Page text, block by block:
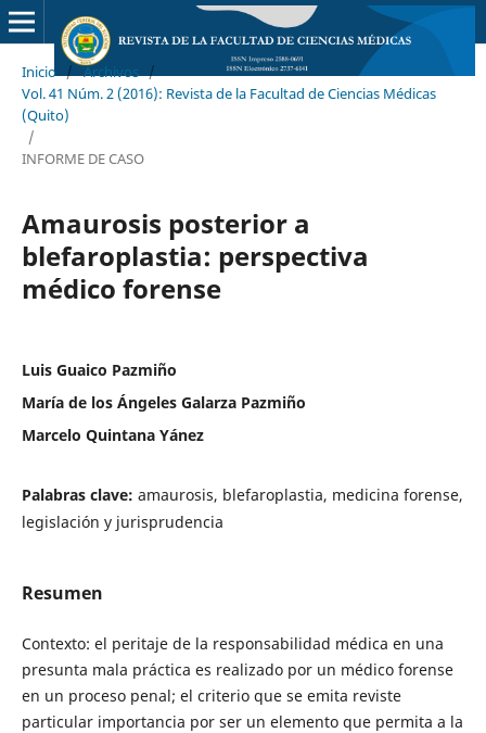
Inicio / Archivos /
Vol. 41 Núm. 2 (2016): Revista de la Facultad de Ciencias Médicas
(Quito)
/
INFORME DE CASO
Amaurosis posterior a
blefaroplastia: perspectiva
médico forense
Luis Guaico Pazmiño
María de los Ángeles Galarza Pazmiño
Marcelo Quintana Yánez
Palabras clave: amaurosis, blefaroplastia, medicina forense,
legislación y jurisprudencia
Resumen
Contexto: el peritaje de la responsabilidad médica en una
presunta mala práctica es realizado por un médico forense
en un proceso penal; el criterio que se emita reviste
particular importancia por ser un elemento que permita a la